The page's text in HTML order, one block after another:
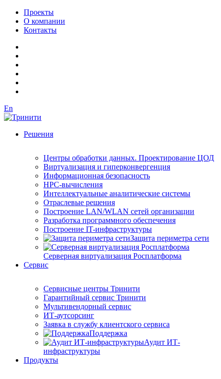
Проекты
О компании
Контакты
En
Решения
Центры обработки данных. Проектирование ЦОД
Виртуализация и гиперконвергенция
Информационная безопасность
HPC-вычисления
Интеллектуальные аналитические системы
Отраслевые решения
Построение LAN/WLAN сетей организации
Разработка программного обеспечения
Построение IT-инфраструктуры
Защита периметра сети
Серверная виртуализация Росплатформа
Сервис
Сервисные центры Тринити
Гарантийный сервис Тринити
Мультивендорный сервис
ИТ-аутсорсинг
Заявка в службу клиентского сервиса
Поддержка
Аудит ИТ-
инфраструктуры
Продукты